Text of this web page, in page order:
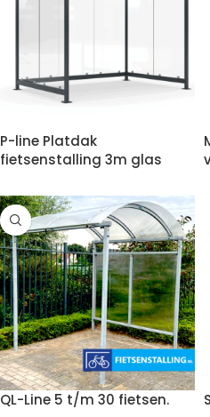
P-line Platdak
fietsenstalling 3m glas
QL-Line 5 t/m 30 fietsen.